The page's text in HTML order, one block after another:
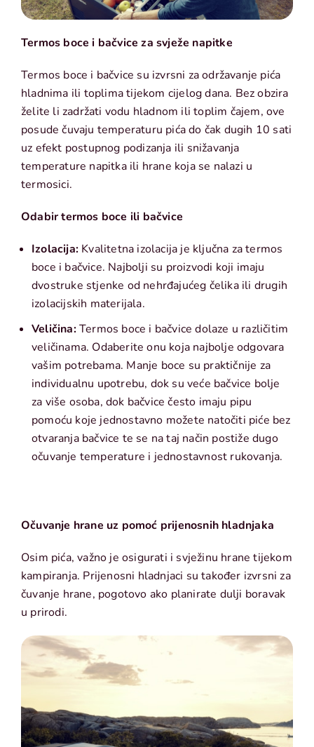
Termos boce i bačvice za svježe napitke
Termos boce i bačvice su izvrsni za održavanje pića
hladnima ili toplima tijekom cijelog dana. Bez obzira
želite li zadržati vodu hladnom ili toplim čajem, ove
posude čuvaju temperaturu pića do čak dugih 10 sati
uz efekt postupnog podizanja ili snižavanja
temperature napitka ili hrane koja se nalazi u
termosici.
Odabir termos boce ili bačvice
Izolacija: Kvalitetna izolacija je ključna za termos
boce i bačvice. Najbolji su proizvodi koji imaju
dvostruke stjenke od nehrđajućeg čelika ili drugih
izolacijskih materijala.
Veličina:Termos boce i bačvice dolaze u različitim
veličinama. Odaberite onu koja najbolje odgovara
vašim potrebama. Manje boce su praktičnije za
individualnu upotrebu, dok su veće bačvice bolje
za više osoba, dok bačvice često imaju pipu
pomoću koje jednostavno možete natočiti piće bez
otvaranja bačvice te se na taj način postiže dugo
očuvanje temperature i jednostavnost rukovanja.
Očuvanje hrane uz pomoć prijenosnih hladnjaka
Osim pića, važno je osigurati i svježinu hrane tijekom
kampiranja. Prijenosni hladnjaci su također izvrsni za
čuvanje hrane, pogotovo ako planirate dulji boravak
u prirodi.